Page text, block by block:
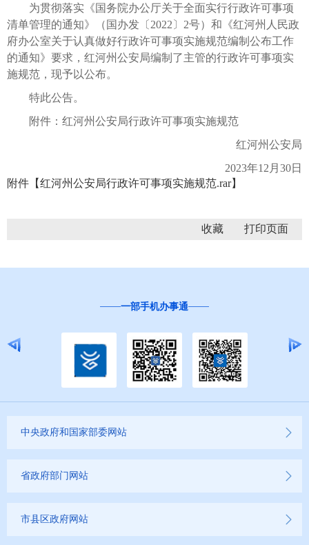
为贯彻落实《国务院办公厅关于全面实行行政许可事项
清单管理的通知》（国办发〔2022〕2号）和《红河州人民政
府办公室关于认真做好行政许可事项实施规范编制公布工作
的通知》要求，红河州公安局编制了主管的行政许可事项实
施规范，现予以公布。
特此公告。
附件：红河州公安局行政许可事项实施规范
红河州公安局
2023年12月30日
附件【红河州公安局行政许可事项实施规范.rar】
收藏
一部手机办事通
中央政府和国家部委网站
省政府部门网站
市县区政府网站